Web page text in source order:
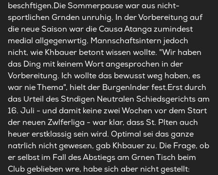
beschftigen.Die Sommerpause war aus nicht-
sportlichen Grnden unruhig. In der Vorbereitung auf
die neue Saison war die Causa Atanga zumindest
medial allgegenwrtig. Mannschaftsintern jedoch
nicht, wie Khbauer betont wissen wollte. "Wir haben
das Ding mit keinem Wort angesprochen in der
Vorbereitung. Ich wollte das bewusst weg haben, es
war nie Thema", hielt der Burgenlnder fest.Erst durch
das Urteil des Stndigen Neutralen Schiedsgerichts am
16. Juli - und damit keine zwei Wochen vor dem Start
der neuen Zwlferliga - war klar, dass St. Plten auch
heuer erstklassig sein wird. Optimal sei das ganze
natrlich nicht gewesen, gab Khbauer zu. Die Frage, ob
er selbst im Fall des Abstiegs am Grnen Tisch beim
Club geblieben wre, habe sich aber nicht gestellt: